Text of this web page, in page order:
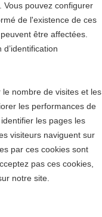
Vous pouvez configurer
de l'existence de ces
être affectées.
nombre de visites et les
les performances de
les pages les
visiteurs naviguent sur
par ces cookies sont
pas ces cookies,
notre site.